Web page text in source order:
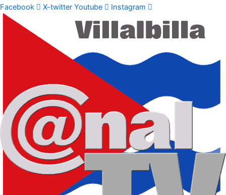
Facebook
X-twitter Youtube Instagram